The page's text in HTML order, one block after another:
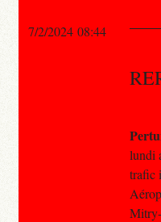
lundi
trafic
7/2/2024 08:44